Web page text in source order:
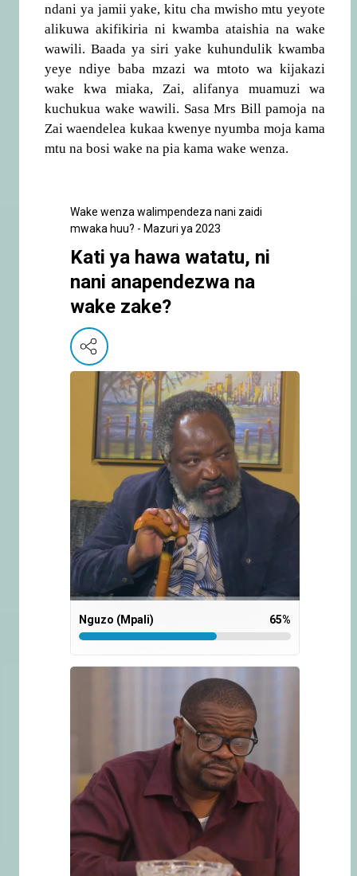
ndani ya jamii yake, kitu cha mwisho mtu yeyote
alikuwa akifikiria ni kwamba ataishia na wake
wawili. Baada ya siri yake kuhundulik kwamba
yeye ndiye baba mzazi wa mtoto wa kijakazi
wake kwa miaka, Zai, alifanya muamuzi wa
kuchukua wake wawili. Sasa Mrs Bill pamoja na
Zai waendelea kukaa kwenye nyumba moja kama
mtu na bosi wake na pia kama wake wenza.
Wake wenza walimpendeza nani zaidi
mwaka huu? - Mazuri ya 2023
Kati ya hawa watatu, ni
nani anapendezwa na
wake zake?
Nguzo (Mpali) 65%